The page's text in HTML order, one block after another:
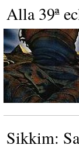
Alla 39ª
Sikkim: